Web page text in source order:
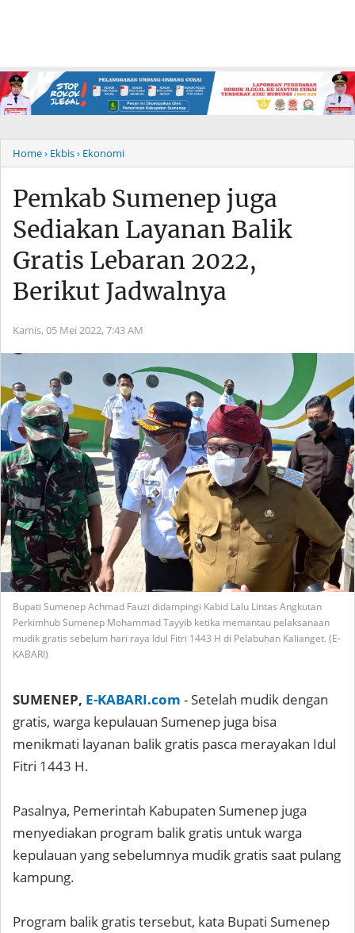
Home› Ekbis› Ekonomi
Pemkab Sumenep juga
Sediakan Layanan Balik
Gratis Lebaran 2022,
Berikut Jadwalnya
Kamis, 05 Mei 2022, 7:43 AM
Bupati Sumenep Achmad Fauzi didampingi Kabid Lalu Lintas Angkutan
Perkimhub Sumenep Mohammad Tayyib ketika memantau pelaksanaan
mudik gratis sebelum hari raya Idul Fitri 1443 H di Pelabuhan Kalianget. (E-
KABARI)
SUMENEP, E-KABARI.com - Setelah mudik dengan
gratis, warga kepulauan Sumenep juga bisa
menikmati layanan balik gratis pasca merayakan Idul
Fitri 1443 H.
Pasalnya, Pemerintah Kabupaten Sumenep juga
menyediakan program balik gratis untuk warga
kepulauan yang sebelumnya mudik gratis saat pulang
kampung.
Program balik gratis tersebut, kata Bupati Sumenep